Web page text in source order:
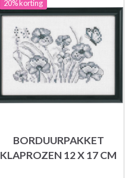
20% korting
BORDUURPAKKET
KLAPROZEN 12 X 17 CM